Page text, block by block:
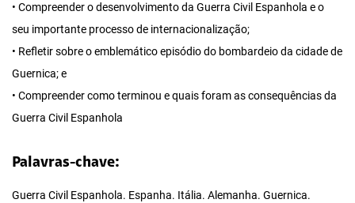
• Compreender o desenvolvimento da Guerra Civil Espanhola e o
seu importante processo de internacionalização;
• Refletir sobre o emblemático episódio do bombardeio da cidade de
Guernica; e
• Compreender como terminou e quais foram as consequências da
Guerra Civil Espanhola
Palavras-chave:
Guerra Civil Espanhola. Espanha. Itália. Alemanha. Guernica.